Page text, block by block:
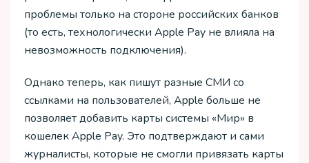
проблемы только на стороне российских банков
(то есть, технологически Apple Pay не влияла на
невозможность подключения).
Однако теперь, как пишут разные СМИ со
ссылками на пользователей, Apple больше не
позволяет добавить карты системы «Мир» в
кошелек Apple Pay. Это подтверждают и сами
журналисты, которые не смогли привязать карты